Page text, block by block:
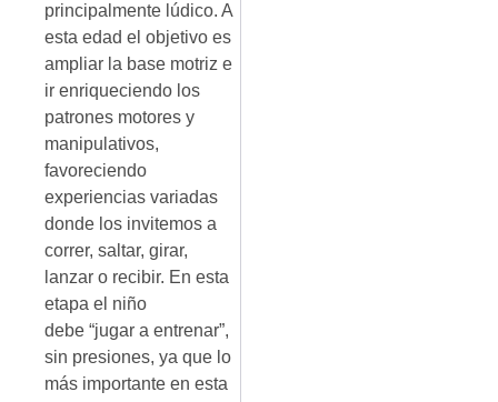
principalmente lúdico. A
esta edad el objetivo es
ampliar la base motriz e
ir enriqueciendo los
patrones motores y
manipulativos,
favoreciendo
experiencias variadas
donde los invitemos a
correr, saltar, girar,
lanzar o recibir. En esta
etapa el niño
debe “jugar a entrenar”,
sin presiones, ya que lo
más importante en esta